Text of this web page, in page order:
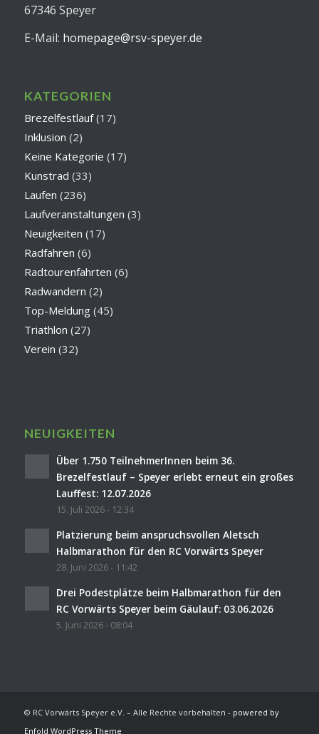
67346 Speyer
E-Mail: homepage@rsv-speyer.de
KATEGORIEN
Brezelfestlauf(17)
Inklusion (2)
Keine Kategorie (17)
Kunstrad (33)
Laufen (236)
Laufveranstaltungen (3)
Neuigkeiten (17)
Radfahren (6)
Radtourenfahrten (6)
Radwandern (2)
Top-Meldung(45)
Triathlon (27)
Verein (32)
NEUIGKEITEN
Über 1.750 TeilnehmerInnen beim 36.
Brezelfestlauf – Speyer erlebt erneut ein großes
Lauffest: 12.07.2026
15. Juli 2026 - 12:34
Platzierung beim anspruchsvollen Aletsch
Halbmarathon für den RC Vorwärts Speyer
28. Juni 2026 - 11:42
Drei Podestplätze beim Halbmarathon für den
RC Vorwärts Speyer beim Gäulauf: 03.06.2026
5. Juni 2026 - 08:04
© RC Vorwärts Speyer e.V. – Alle Rechte vorbehalten - powered by
Enfold WordPress Theme